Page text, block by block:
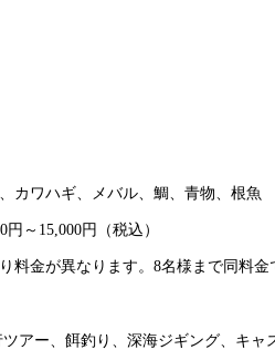
カワハギ、メバル、鯛、青物、根魚
～15,000円（税込）
料金が異なります。8名様まで同料
アー、餌釣り、深海ジギング、キャ